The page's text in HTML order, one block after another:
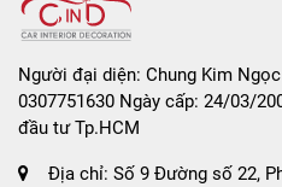
Người đại diện: Chung Kim
0307751630 Ngày cấp: 24/03/
đầu tư Tp.HCM
Địa chỉ: Số 9 Đường số 22,